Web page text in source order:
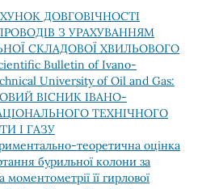
ДОВГОВІЧНОСТІ
З УРАХУВАННЯМ
СКЛАДОВОЇ ХВИЛЬОВОГО
Bulletin of Ivano-
University of Oil and Gas:
ВІСНИК ІВАНО-
ТЕХНІЧНОГО
І ГАЗУ
теоретична оцінка
бурильної колони за
моментометрії її гирлової